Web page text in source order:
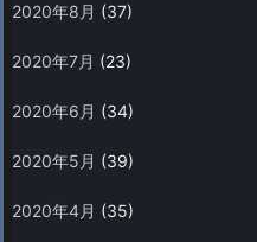
2020年8月 (37)
2020年7月 (23)
2020年6月 (34)
2020年5月 (39)
2020年4月 (35)